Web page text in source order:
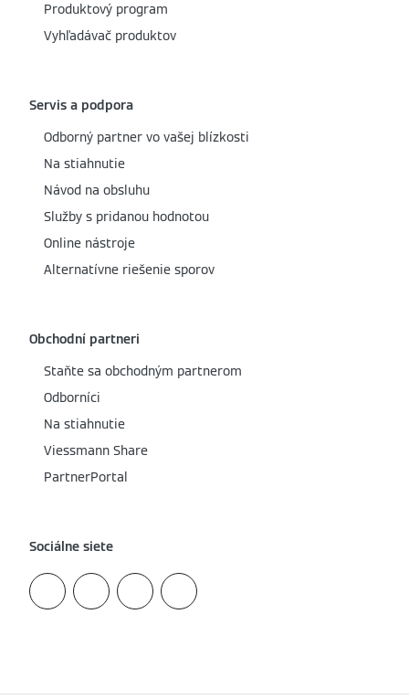
Produktový program
Vyhľadávač produktov
Servis a podpora
Odborný partner vo vašej blízkosti
Na stiahnutie
Návod na obsluhu
Služby s pridanou hodnotou
Online nástroje
Alternatívne riešenie sporov
Obchodní partneri
Staňte sa obchodným partnerom
Odborníci
Na stiahnutie
Viessmann Share
PartnerPortal
Sociálne siete